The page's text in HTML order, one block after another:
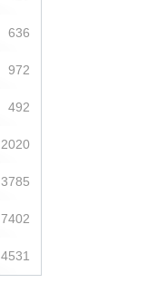
636
972
492
2020
3785
7402
4531